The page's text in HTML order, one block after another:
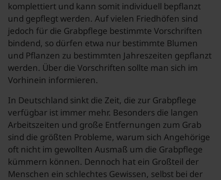
komplettiert und kann somit individuell bepflanzt
und gepflegt werden. Auf vielen Friedhöfen sind
jedoch für die Grabpflege bestimmte Vorschriften
bindend, so dürfen etwa nur bestimmte Blumen
und Pflanzen zu bestimmten Jahreszeiten gepflanzt
werden. Über die Vorschriften sollte man sich im
Vorhinein informieren.
In Deutschland sinkt die Zeit, die zur Grabpflege
verfügbar ist immer mehr. Besonders die langen
Arbeitszeiten und große Entfernungen zum Grab
sind die größten Probleme, warum sich Angehörige
oft nicht im gewollten Ausmaß um die Grabpflege
kümmern können. Dennoch hat ein Großteil der
Menschen ein schlechtes Gewissen, selbst bei der